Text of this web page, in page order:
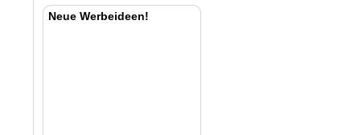
Neue Werbeideen!